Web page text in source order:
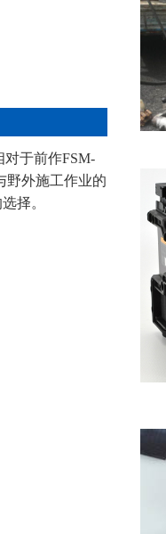
对于前作FSM-
野外施工作业的
择。